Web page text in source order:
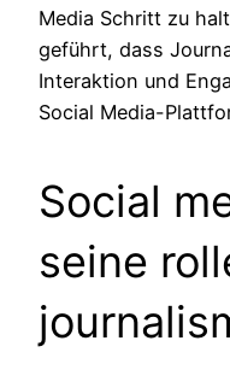
Media Schritt zu
geführt, dass
Interaktion und
Social Media-
Social
seine